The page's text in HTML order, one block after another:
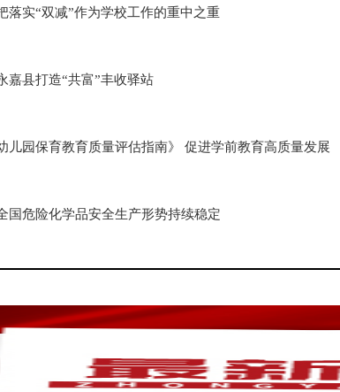
落实“双减”作为学校工作的重中之重
嘉县打造“共富”丰收驿站
儿园保育教育质量评估指南》 促进学前教育高质量发展
国危险化学品安全生产形势持续稳定